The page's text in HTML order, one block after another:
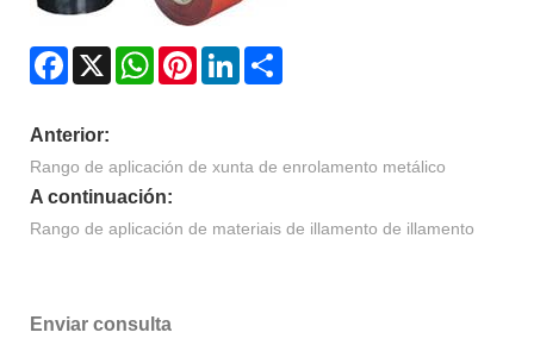
Facebook
X WhatsAppPinterestLinkedIn
Anterior:
Rango de aplicación de xunta de enrolamento metálico
A continuación:
Rango de aplicación de materiais de illamento de illamento
Enviar consulta